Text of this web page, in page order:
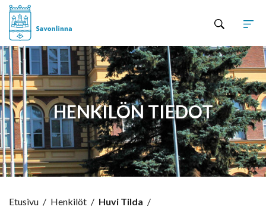
HENKILÖN TIEDOT
Etusivu / Henkilöt / Huvi Tilda /